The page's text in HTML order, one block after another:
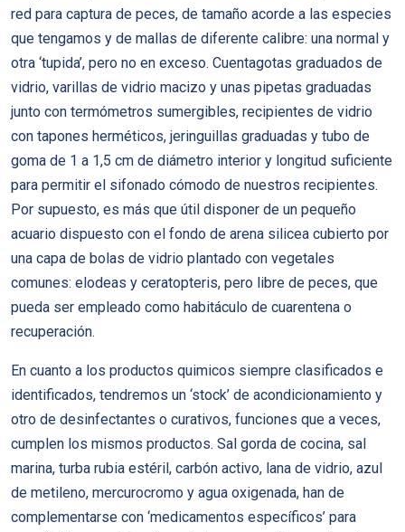
red para captura de peces, de tamaño acorde a las especies
que tengamos y de mallas de diferente calibre: una normal y
otra ‘tupida’, pero no en exceso. Cuentagotas graduados de
vidrio, varillas de vidrio macizo y unas pipetas graduadas
junto con termómetros sumergibles, recipientes de vidrio
con tapones herméticos, jeringuillas graduadas y tubo de
goma de 1 a 1,5 cm de diámetro interior y longitud suficiente
para permitir el sifonado cómodo de nuestros recipientes.
Por supuesto, es más que útil disponer de un pequeño
acuario dispuesto con el fondo de arena silicea cubierto por
una capa de bolas de vidrio plantado con vegetales
comunes: elodeas y ceratopteris, pero libre de peces, que
pueda ser empleado como habitáculo de cuarentena o
recuperación.
En cuanto a los productos quimicos siempre clasificados e
identificados, tendremos un ‘stock’ de acondicionamiento y
otro de desinfectantes o curativos, funciones que a veces,
cumplen los mismos productos. Sal gorda de cocina, sal
marina, turba rubia estéril, carbón activo, lana de vidrio, azul
de metileno, mercurocromo y agua oxigenada, han de
complementarse con ‘medicamentos específicos’ para